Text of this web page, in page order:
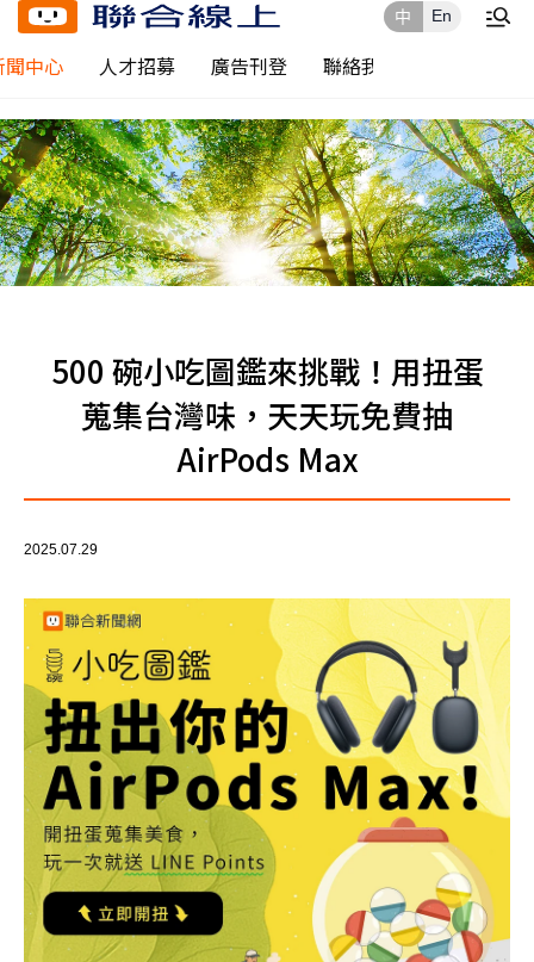
中 En
聞中心 人才招募 廣告刊登 聯絡我們
500 碗小吃圖鑑來挑戰！用扭蛋
蒐集台灣味，天天玩免費抽
AirPods Max
2025.07.29